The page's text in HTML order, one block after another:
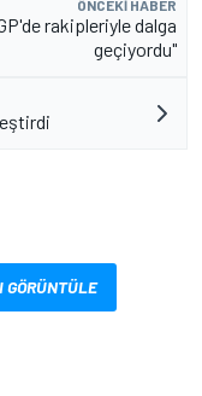
ÖNCEKI HABER
rakipleriyle dalga
geçiyordu"
GÖRÜNTÜLE